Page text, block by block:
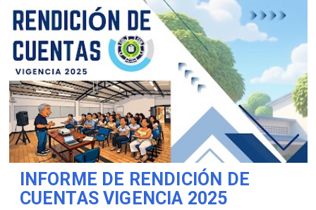
INFORME DE RENDICIÓN DE
CUENTAS VIGENCIA 2025